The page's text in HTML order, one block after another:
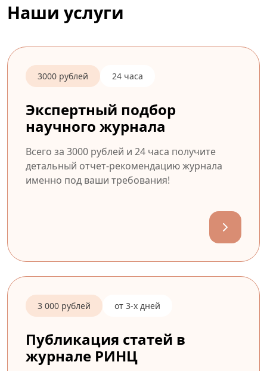
Наши услуги
3000 рублей 24 часа
Экспертный подбор
научного журнала
Всего за 3000 рублей и 24 часа получите
детальный отчет-рекомендацию журнала
именно под ваши требования!
3 000 рублей от 3-х дней
Публикация статей в
журнале РИНЦ